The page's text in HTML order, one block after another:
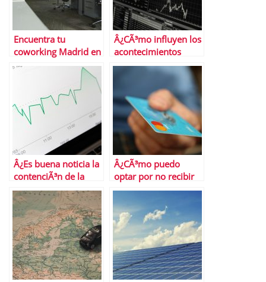
Encuentra tu
coworking Madrid en
Cloudworks
Â¿CÃ³mo influyen los
acontecimientos
histÃ³ricos en el
mercado bursÃ¡til
Â¿Es buena noticia la
contenciÃ³n de la
inflaciÃ³n
subyacente?
Â¿CÃ³mo puedo
optar por no recibir
ofertas de tarjetas de
crÃ©dito?